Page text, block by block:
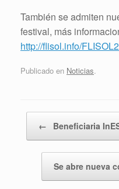
También se admiten
festival, más
http://flisol.info/
Publicado en Noticias.
← Beneficiaria
Se abre nueva